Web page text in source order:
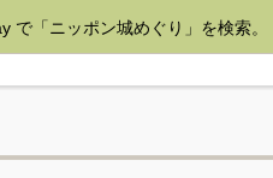
で「ニッポン城めぐり」を検索。